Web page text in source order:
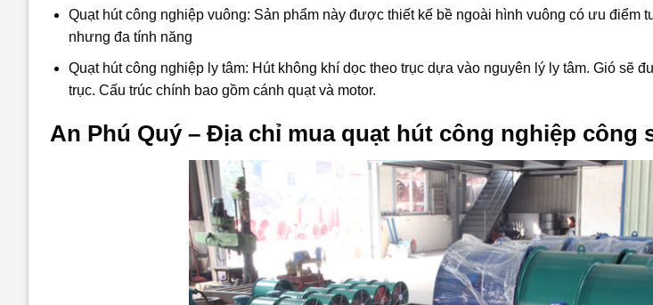
Quạt hút công nghiệp vuông: Sản phẩm này được thiết kế bề ngoài hình vuông có ưu điểm
nhưng đa tính năng
Quạt hút công nghiệp ly tâm: Hút không khí dọc theo trục dựa vào nguyên lý ly tâm. Gió sẽ
trục. Cấu trúc chính bao gồm cánh quạt và motor.
An Phú Quý – Địa chỉ mua quạt hút công nghiệp công